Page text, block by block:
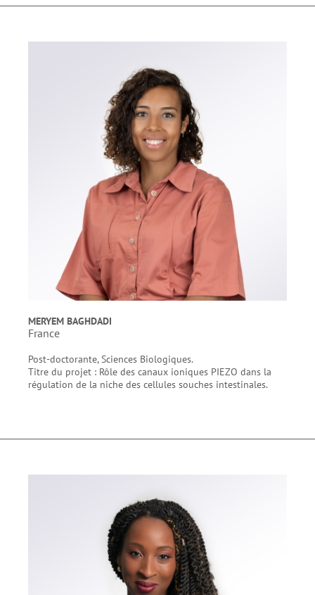
MERYEM BAGHDADI
France
Post-doctorante, Sciences Biologiques.
Titre du projet : Rôle des canaux ioniques PIEZO dans la
régulation de la niche des cellules souches intestinales.